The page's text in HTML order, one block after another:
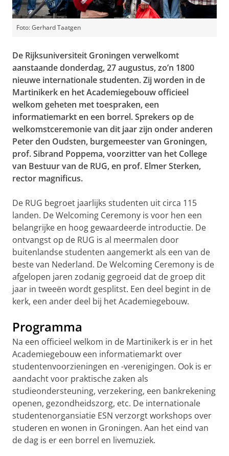
Foto: Gerhard Taatgen
De Rijksuniversiteit Groningen verwelkomt
aanstaande donderdag, 27 augustus, zo’n 1800
nieuwe internationale studenten. Zij worden in de
Martinikerk en het Academiegebouw officieel
welkom geheten met toespraken, een
informatiemarkt en een borrel. Sprekers op de
welkomstceremonie van dit jaar zijn onder anderen
Peter den Oudsten, burgemeester van Groningen,
prof. Sibrand Poppema, voorzitter van het College
van Bestuur van de RUG, en prof. Elmer Sterken,
rector magnificus.
De RUG begroet jaarlijks studenten uit circa 115
landen. De Welcoming Ceremony is voor hen een
belangrijke en hoog gewaardeerde introductie. De
ontvangst op de RUG is al meermalen door
buitenlandse studenten aangemerkt als een van de
beste van Nederland. De Welcoming Ceremony is de
afgelopen jaren zodanig gegroeid dat de groep dit
jaar in tweeën wordt gesplitst. Een deel begint in de
kerk, een ander deel bij het Academiegebouw.
Programma
Na een officieel welkom in de Martinikerk is er in het
Academiegebouw een informatiemarkt over
studentenvoorzieningen en -verenigingen. Ook is er
aandacht voor praktische zaken als
studieondersteuning, verzekering, een bankrekening
openen, gezondheidszorg, etc. De internationale
studentenorgansiatie ESN verzorgt workshops over
studeren en wonen in Groningen. Aan het eind van
de dag is er een borrel en livemuziek.